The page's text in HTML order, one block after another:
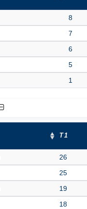
8
7
6
5
1
T1
26
25
19
18